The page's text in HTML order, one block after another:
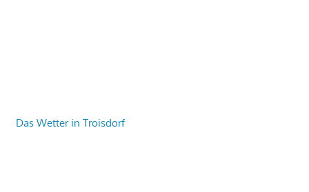
Das Wetter in Troisdorf